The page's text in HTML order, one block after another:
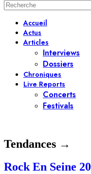
Accueil
Actus
Articles
Interviews
Dossiers
Chroniques
Live Reports
Concerts
Festivals
Tendances →
Rock En Seine